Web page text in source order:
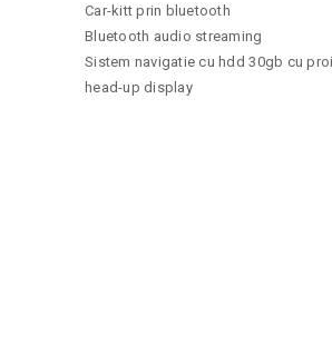
Car-kitt prin bluetooth
Bluetooth audio streaming
Sistem navigatie cu hdd 30gb cu
head-up display